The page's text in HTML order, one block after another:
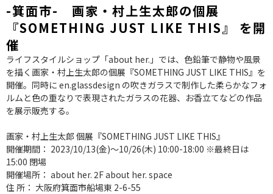
-箕面市- 画家・村上生太郎の個展
『SOMETHING JUST LIKE THIS』 を開
催
ライフスタイルショップ「about her.」では、色鉛筆で静物や風景
を描く画家・村上生太郎の個展『SOMETHING JUST LIKE THIS』を
開催。同時に en.glassdesign の吹きガラスで制作した柔らかなフォ
ルムと色の重なりで表現されたガラスの花器、お香立てなどの作品
を展示販売する。
画家・村上生太郎 個展『SOMETHING JUST LIKE THIS』
開催期間： 2023/10/13(金)～10/26(木) 10:00-18:00 ※最終日は
15:00 閉場
開催場所： about her. 2F about her. space
住 所： 大阪府箕面市船場東 2-6-55